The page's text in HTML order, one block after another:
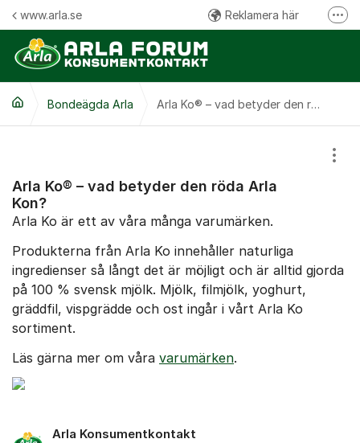
Hoppa till innehåll
www.arla.se Reklamera här
Följ oss på Facebook
Kommentarsregler
Bondeägda Arla Arla Ko® – vad betyder den röda Arla Kon?
Arla Ko® – vad betyder den röda Arla
Kon?
Arla Ko är ett av våra många varumärken.
Produkterna från Arla Ko innehåller naturliga
ingredienser så långt det är möjligt och är alltid gjorda
på 100 % svensk mjölk. Mjölk, filmjölk, yoghurt,
gräddfil, vispgrädde och ost ingår i vårt Arla Ko
sortiment.
Läs gärna mer om våra varumärken.
Arla Konsumentkontakt